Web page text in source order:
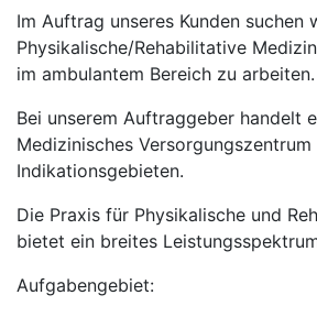
Im Auftrag unseres Kunden suchen
Physikalische/Rehabilitative
im ambulantem Bereich zu arbeiten.
Bei unserem Auftraggeber handelt
Medizinisches
Indikationsgebieten.
Die Praxis für Physikalische und
bietet ein breites
Aufgabengebiet: